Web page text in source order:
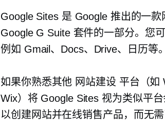
Google Sites 是 Google 推出的一
Google G Suite 套件的一部分。您
例如 Gmail、Docs、Drive、日历等。
如果你熟悉其他 网站建设 平台（如
Wix）将 Google Sites 视为类似平
以创建网站并在线销售产品，而无